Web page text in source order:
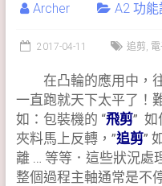
Archer A2 功能
2017-04-11 追剪,
在凸輪的應用中，
一直跑就天下太平了！
如：包裝機的 “飛剪” 如
夾料馬上反轉，”追剪”
離 … 等等．這些狀況處
整個過程主軸通常是不